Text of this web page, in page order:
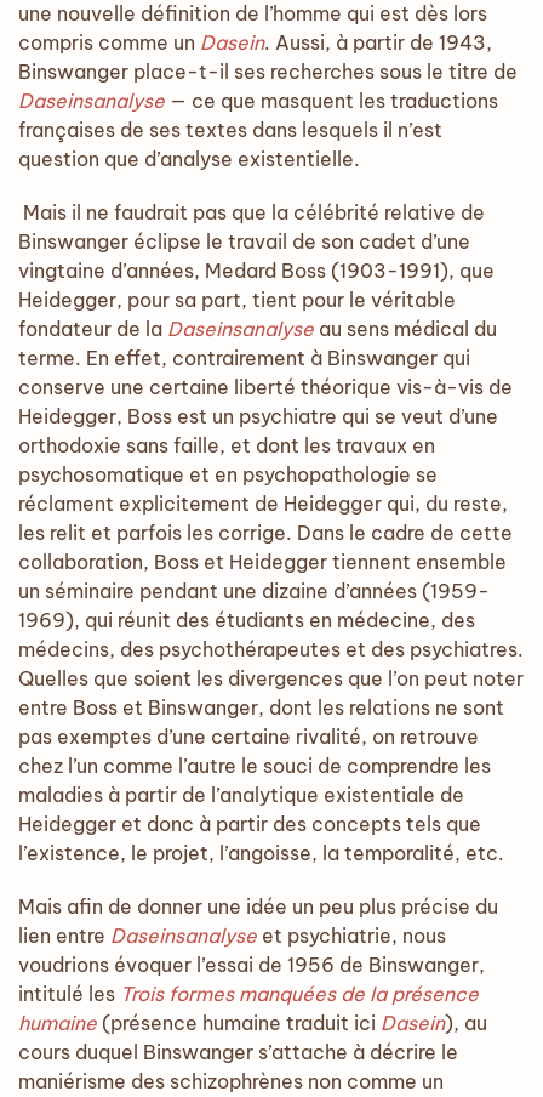
une nouvelle définition de l’homme qui est dès lors
compris comme un Dasein. Aussi, à partir de 1943,
Binswanger place-t-il ses recherches sous le titre de
Daseinsanalyse — ce que masquent les traductions
françaises de ses textes dans lesquels il n’est
question que d’analyse existentielle.
Mais il ne faudrait pas que la célébrité relative de
Binswanger éclipse le travail de son cadet d’une
vingtaine d’années, Medard Boss (1903-1991), que
Heidegger, pour sa part, tient pour le véritable
fondateur de la Daseinsanalyse au sens médical du
terme. En effet, contrairement à Binswanger qui
conserve une certaine liberté théorique vis-à-vis de
Heidegger, Boss est un psychiatre qui se veut d’une
orthodoxie sans faille, et dont les travaux en
psychosomatique et en psychopathologie se
réclament explicitement de Heidegger qui, du reste,
les relit et parfois les corrige. Dans le cadre de cette
collaboration, Boss et Heidegger tiennent ensemble
un séminaire pendant une dizaine d’années (1959-
1969), qui réunit des étudiants en médecine, des
médecins, des psychothérapeutes et des psychiatres.
Quelles que soient les divergences que l’on peut noter
entre Boss et Binswanger, dont les relations ne sont
pas exemptes d’une certaine rivalité, on retrouve
chez l’un comme l’autre le souci de comprendre les
maladies à partir de l’analytique existentiale de
Heidegger et donc à partir des concepts tels que
l’existence, le projet, l’angoisse, la temporalité, etc.
Mais afin de donner une idée un peu plus précise du
lien entre Daseinsanalyse et psychiatrie, nous
voudrions évoquer l’essai de 1956 de Binswanger,
intitulé les Trois formes manquées de la présence
humaine (présence humaine traduit ici Dasein), au
cours duquel Binswanger s’attache à décrire le
maniérisme des schizophrènes non comme un